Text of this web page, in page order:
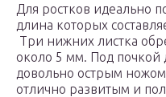
Для ростков идеально
длина которых
Три нижних листка
около 5 мм. Под почкой
довольно острым
отлично развитым и